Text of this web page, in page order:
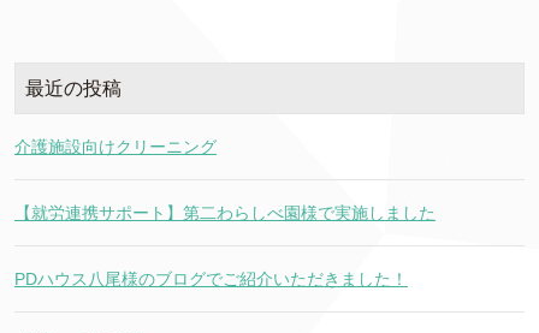
最近の投稿
介護施設向けクリーニング
【就労連携サポート】第二わらしべ園様で実施しました
PDハウス八尾様のブログでご紹介いただきました！